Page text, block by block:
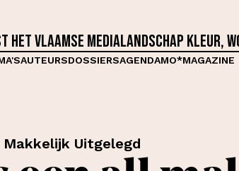
het Vlaamse medialandschap kleur,
AUTEURSDOSSIERSAGENDAMO*MAGAZINE
Uitgelegd